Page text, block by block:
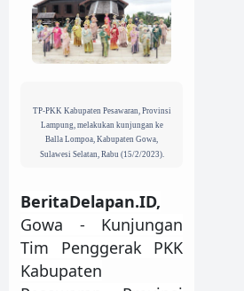
TP-PKK Kabupaten Pesawaran, Provinsi
Lampung, melakukan kunjungan ke
Balla Lompoa, Kabupaten Gowa,
Sulawesi Selatan, Rabu (15/2/2023).
BeritaDelapan.ID,
Gowa - Kunjungan
Tim Penggerak PKK
Kabupaten